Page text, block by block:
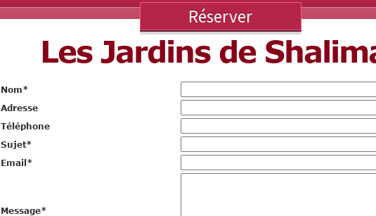
Les Jardins de
Réserver
Nom*
Adresse
Téléphone
Sujet*
Email *
Message*